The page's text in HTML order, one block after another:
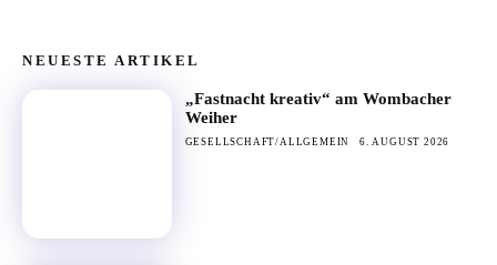
NEUESTE ARTIKEL
„Fastnacht kreativ“ am Wombacher
Weiher
GESELLSCHAFT/ALLGEMEIN 6. AUGUST 2026